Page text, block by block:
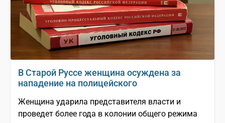
В Старой Руссе женщина осуждена за
нападение на полицейского
Женщина ударила представителя власти и
проведет более года в колонии общего режима